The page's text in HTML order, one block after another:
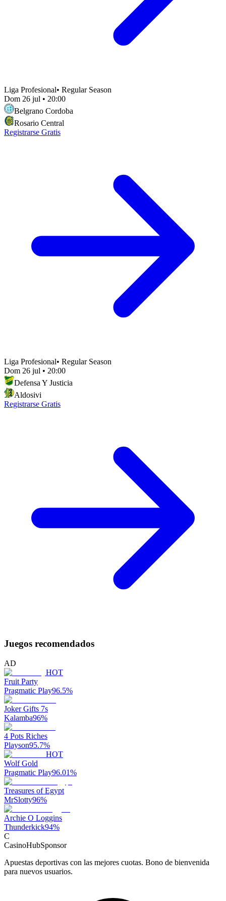
Liga Profesional• Regular Season
Dom 26 jul • 20:00
Belgrano Cordoba
Rosario Central
Registrarse Gratis
Liga Profesional• Regular Season
Dom 26 jul • 20:00
Defensa Y Justicia
Aldosivi
Registrarse Gratis
Juegos recomendados
AD
HOT
Fruit Party
Pragmatic Play96.5%
Joker Gifts 7s
Kalamba96%
4 Pots Riches
Playson95.7%
HOT
Wolf Gold
Pragmatic Play96.01%
Treasures of Egypt
MrSlotty96%
Archie O Loggins
Thunderkick94%
C
CasinoHubSponsor
Apuestas deportivas con las mejores cuotas. Bono de bienvenida
para nuevos usuarios.